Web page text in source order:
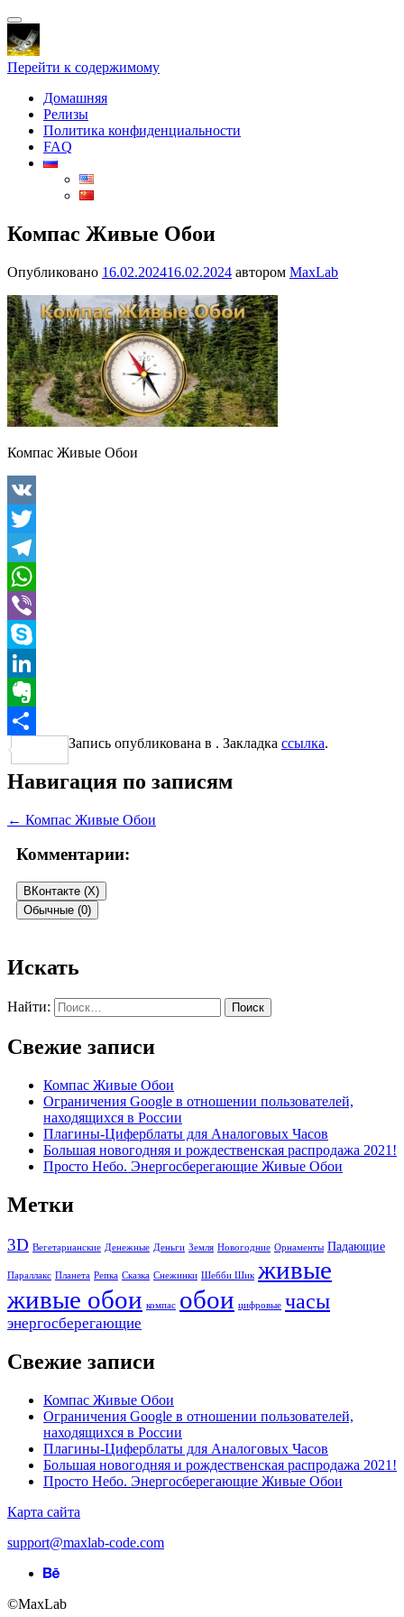
Показать/
Скрыть
навигацию
Перейти к содержимому
Домашняя
Релизы
Политика конфиденциальности
FAQ
Компас Живые Обои
Опубликовано 16.02.202416.02.2024 автором MaxLab
Компас Живые Обои
VK
Twitter
Telegram
WhatsApp
Viber
Skype
LinkedIn
Evernote
Отправить
Запись опубликована в . Закладка ссылка.
Навигация по записям
← Компас Живые Обои
Комментарии:
ВКонтакте (X)
Обычные (0)
Добавить комментарий
Ваш адрес email не будет опубликован. Обязательные поля
помечены*
Комментарий*
Имя
Сохранить моё имя, email и адрес сайта в этом браузере для
последующих моих комментариев.
как обрабатываются ваши данные комментариев
Искать
Найти:
Свежие записи
Компас Живые Обои
Ограничения Google в отношении пользователей,
находящихся в России
Плагины-Циферблаты для Аналоговых Часов
Большая новогодняя и рождественская распродажа 2021!
Просто Небо. Энергосберегающие Живые Обои
Метки
3D Вегетарианские Денежные Деньги Земля Новогодние Орнаменты Падающие
Параллакс Планета Репка Сказка Снежинки Шебби Шик живые
живые обои компас обои цифровые часы
энергосберегающие
Свежие записи
Компас Живые Обои
Ограничения Google в отношении пользователей,
находящихся в России
Плагины-Циферблаты для Аналоговых Часов
Большая новогодняя и рождественская распродажа 2021!
Просто Небо. Энергосберегающие Живые Обои
Карта сайта
support@maxlab-code.com
Behance
©MaxLab